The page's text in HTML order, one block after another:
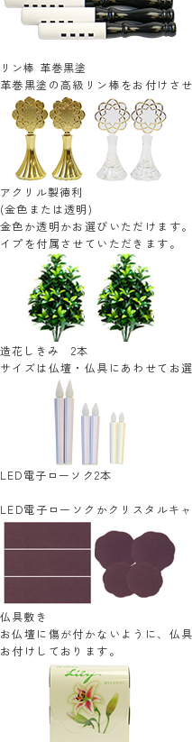
リン棒 革巻黒塗
革巻黒塗の高級リン棒をお付けさ
アクリル製徳利
(金色または透明)
金色か透明かお選びいただけます
イプを付属させていただきます。
造花しきみ 2本
サイズは仏壇・仏具にあわせてお
LED電子ローソク2本
LED電子ローソクかクリスタルキャ
仏具敷き
お仏壇に傷が付かないように、仏
お付けしております。